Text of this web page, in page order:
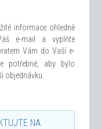
informace ohledně
e-mail a vyplňte
Vám do Vaší e-
potřebné, aby bylo
objednávku.
NA